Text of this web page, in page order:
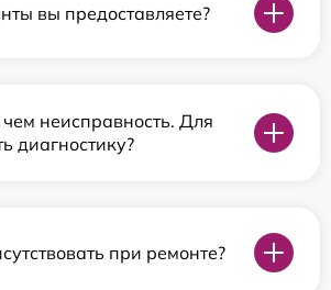
вы предоставляете?
неисправность. Для
диагностику?
при ремонте?